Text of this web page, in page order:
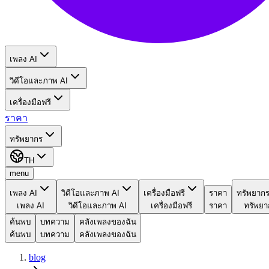
เพลง AI
วิดีโอและภาพ AI
เครื่องมือฟรี
ราคา
ทรัพยากร
TH
menu
เพลง AI
เพลง AI
วิดีโอและภาพ AI
วิดีโอและภาพ AI
เครื่องมือฟรี
เครื่องมือฟรี
ราคา
ราคา
ทรัพยากร
ทรัพยา
ค้นพบ
ค้นพบ
บทความ
บทความ
คลังเพลงของฉัน
คลังเพลงของฉัน
blog